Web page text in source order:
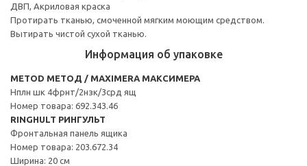
ДВП, Акриловая краска
Протирать тканью, смоченной мягким моющим средством.
Вытирать чистой сухой тканью.
Информация об упаковке
METOD МЕТОД / MAXIMERA МАКСИМЕРА
Нплн шк 4фрнт/2нзк/3срд ящ
Номер товара: 692.343.46
RINGHULT РИНГУЛЬТ
Фронтальная панель ящика
Номер товара: 203.672.34
Ширина: 20 см